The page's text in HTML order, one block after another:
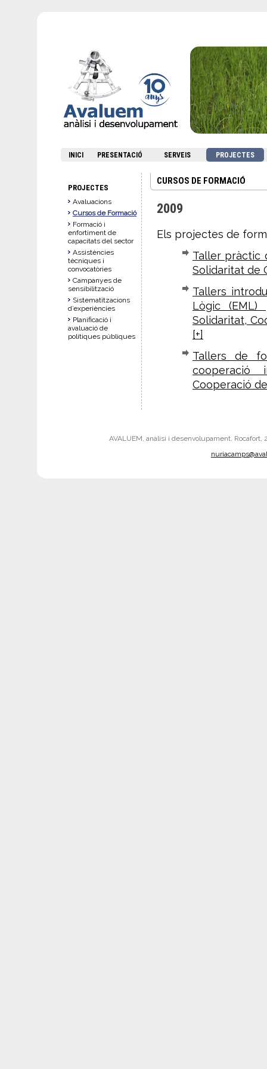
INICI PRESENTACIÓ SERVEIS PROJECTES
PROJECTES
Avaluacions
Cursos de Formació
Formació i
enfortiment de
capacitats del sector
Assistències
tècniques i
convocatòries
Campanyes de
sensibilització
Sistematitzacions
d’experiències
Planificació i
avaluació de
polítiques públiques
CURSOS DE FORMACIÓ
2009
Els projectes de
Taller pràctic
Solidaritat de
Tallers
Lògic
Solidaritat,
[+]
Tallers de
cooperació
Cooperació
AVALUEM, anàlisi i desenvolupament. Rocafort,